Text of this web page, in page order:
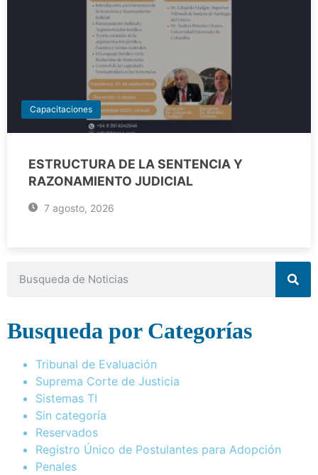
Capacitaciones
ESTRUCTURA DE LA SENTENCIA Y
RAZONAMIENTO JUDICIAL
7 agosto, 2026
Busqueda por Categorías
Tribunal de Evaluación
Suprema Corte de Justicia
Sistemas TI
Sin categoría
Reservados
Registro Único de Postulantes para Adopción
Penales